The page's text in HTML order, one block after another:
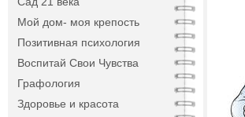
Мой дом- моя крепость
Позитивная психология
Воспитай Свои Чувства
Графология
Здоровье и красота